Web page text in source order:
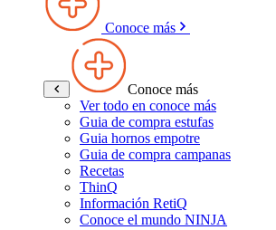
Conoce más
Conoce más
Ver todo en conoce más
Guia de compra estufas
Guia hornos empotre
Guia de compra campanas
Recetas
ThinQ
Información RetiQ
Conoce el mundo NINJA